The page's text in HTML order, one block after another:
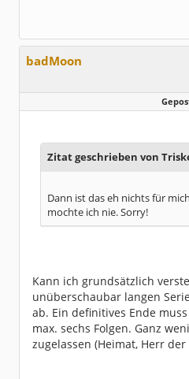
badMoon
Zitat geschrieben von
Dann ist das eh nichts für
mochte ich nie. Sorry!
Kann ich grundsätzlich
unüberschaubar langen
ab. Ein definitives Ende
max. sechs Folgen. Ganz
zugelassen (Heimat, Herr der